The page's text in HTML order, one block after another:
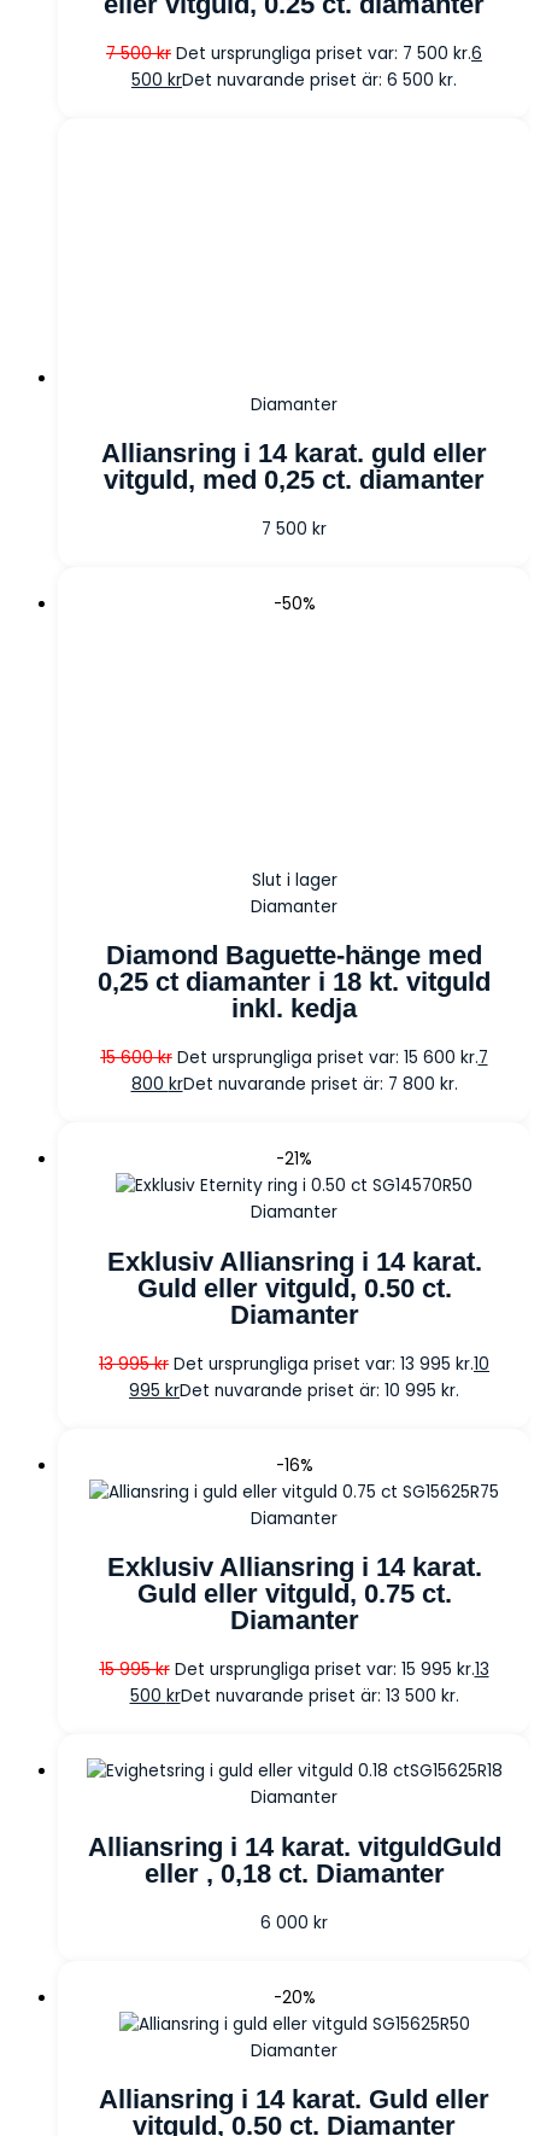
7 500kr Det ursprungliga priset var: 7 500 kr.6
500 krDet nuvarande priset är: 6 500 kr.
Diamanter
Alliansring i 14 karat. guld eller
vitguld, med 0,25 ct. diamanter
7 500 kr
-50%
Slut i lager
Diamanter
Diamond Baguette-hänge med
0,25 ct diamanter i 18 kt. vitguld
inkl. kedja
15 600kr Det ursprungliga priset var: 15 600 kr.7
800 krDet nuvarande priset är: 7 800 kr.
-21%
Diamanter
Exklusiv Alliansring i 14 karat.
Guld eller vitguld, 0.50 ct.
Diamanter
13 995kr Det ursprungliga priset var: 13 995 kr.10
995 krDet nuvarande priset är: 10 995 kr.
-16%
Diamanter
Exklusiv Alliansring i 14 karat.
Guld eller vitguld, 0.75 ct.
Diamanter
15 995kr Det ursprungliga priset var: 15 995 kr.13
500 krDet nuvarande priset är: 13 500 kr.
Diamanter
Alliansring i 14 karat. vitguldGuld
eller , 0,18 ct. Diamanter
6 000 kr
-20%
Diamanter
Alliansring i 14 karat. Guld eller
vitguld, 0.50 ct. Diamanter